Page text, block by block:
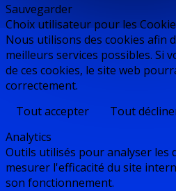
Sauvegarder
Choix utilisateur pour les
Nous utilisons des cookies afin
meilleurs services possibles. Si
de ces cookies, le site web
correctement.
Tout accepter
Tout
Analytics
Outils utilisés pour analyser les
mesurer l'efficacité du site
son fonctionnement.